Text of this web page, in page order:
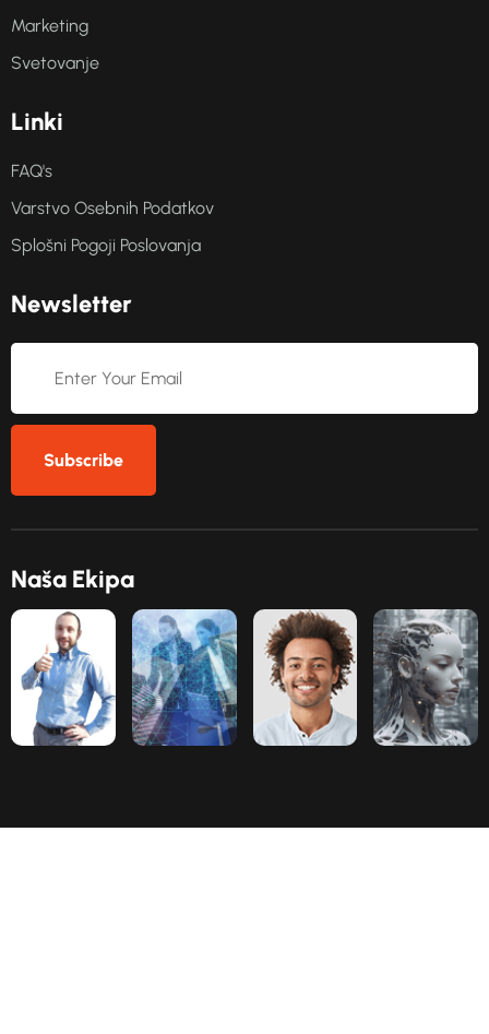
Marketing
Svetovanje
Linki
FAQ's
Varstvo Osebnih Podatkov
Splošni Pogoji Poslovanja
Newsletter
Subscribe
Naša Ekipa